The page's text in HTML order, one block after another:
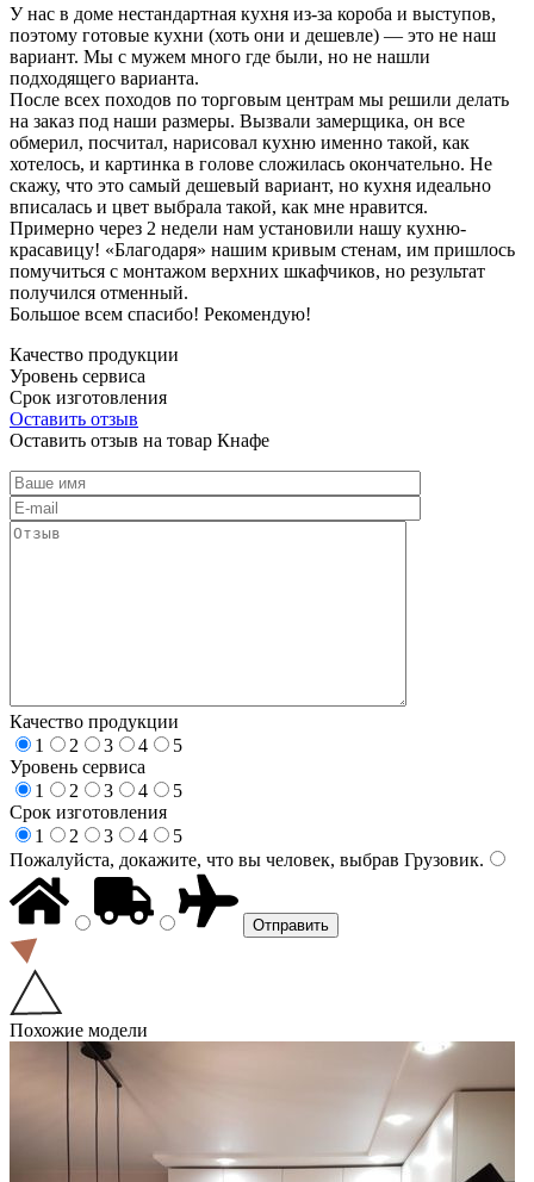
У нас в доме нестандартная кухня из-за короба и выступов,
поэтому готовые кухни (хоть они и дешевле) — это не наш
вариант. Мы с мужем много где были, но не нашли
подходящего варианта.
После всех походов по торговым центрам мы решили делать
на заказ под наши размеры. Вызвали замерщика, он все
обмерил, посчитал, нарисовал кухню именно такой, как
хотелось, и картинка в голове сложилась окончательно. Не
скажу, что это самый дешевый вариант, но кухня идеально
вписалась и цвет выбрала такой, как мне нравится.
Примерно через 2 недели нам установили нашу кухню-
красавицу! «Благодаря» нашим кривым стенам, им пришлось
помучиться с монтажом верхних шкафчиков, но результат
получился отменный.
Большое всем спасибо! Рекомендую!
Качество продукции
Уровень сервиса
Срок изготовления
Оставить отзыв
Оставить отзыв на товар Кнафе
Качество продукции
1
2 3 4
5
Уровень сервиса
1
2 3 4
5
Срок изготовления
1
2 3 4
5
Пожалуйста, докажите, что вы человек, выбрав Грузовик.
Похожие модели